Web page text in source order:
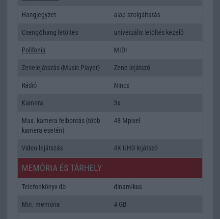
Hangjegyzet alap szolgáltatás
Csengőhang letöltés univerzális letöltés kezelõ
Polifonia MIDI
Zenelejátszás (Music Player) Zene lejátszó
Rádió Nincs
Kamera 3x
Max. kamera felbontás (több
kamera esetén)
48 Mpixel
Video lejátszás 4K UHD lejátszó
MEMÓRIA ÉS TÁRHELY
Telefonkönyv db dinamikus
Min. memória 4 GB